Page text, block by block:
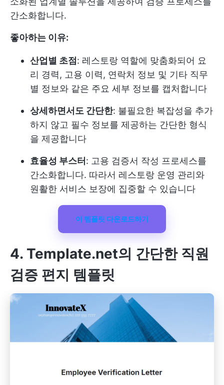
간소화합니다.
좋아하는 이유:
산업별 초점 : 레스토랑 역할에 맞춤화되어 요
리 경력, 고용 이력, 연락처 정보 및 기타 직무
별 정보와 같은 주요 세부 정보를 캡처합니다
상세하면서도 간단한: 불필요한 복잡성을 추가
하지 않고 필수 정보를 제공하는 간단한 형식
을 제공합니다
효율성 부스터 : 고용 검증서 작성 프로세스를
간소화합니다. 따라서 레스토랑 운영 관리와
원활한 서비스 보장에 집중할 수 있습니다
이 템플릿 다운로드하기
4. Template.net의 간단한 직원
검증 편지 템플릿